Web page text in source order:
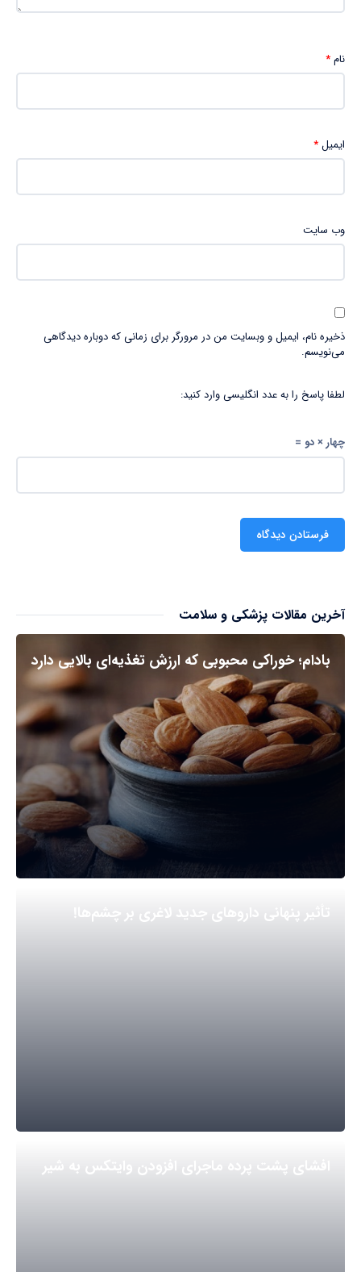
نام*
ایمیل*
وب‌ سایت
ذخیره نام، ایمیل و وبسایت من در مرورگر برای زمانی که دوباره دیدگاهی
می‌نویسم.
لطفا پاسخ را به عدد انگلیسی وارد کنید:
چهار × دو =
آخرین مقالات پزشکی و سلامت
بادام؛ خوراکی محبوبی که ارزش تغذیه‌ای بالایی دارد
تأثیر پنهانی داروهای جدید لاغری بر چشم‌ها!
افشای پشت پرده ماجرای افزودن وایتکس به شیر